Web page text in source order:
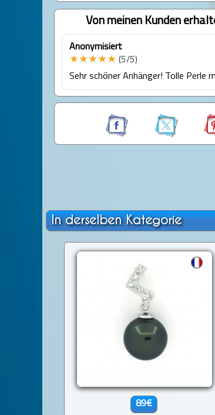
Von meinen Kunden
Anonymisiert
★★★★★ (5/5)
Sehr schöner Anhänger! Tolle Perle
In derselben Kategorie
89€